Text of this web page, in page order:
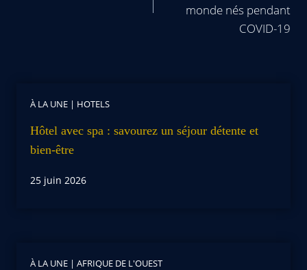
monde nés pendant
COVID-19
À LA UNE | HOTELS
Hôtel avec spa : savourez un séjour détente et
bien-être
25 juin 2026
À LA UNE | AFRIQUE DE L'OUEST